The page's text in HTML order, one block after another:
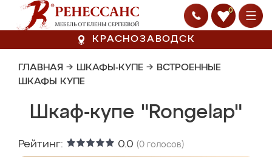
0
КРАСНОЗАВОДСК
ГЛАВНАЯ → ШКАФЫ-КУПЕ → ВСТРОЕННЫЕ
ШКАФЫ КУПЕ
Шкаф-купе "Rongelap"
Рейтинг: 0.0 (0 голосов)